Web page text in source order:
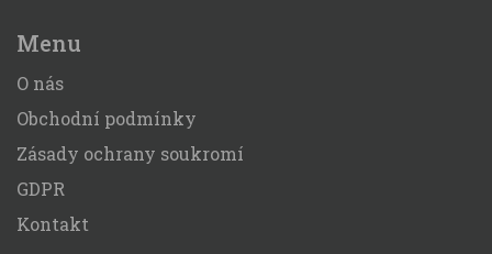
Menu
O nás
Obchodní podmínky
Zásady ochrany soukromí
GDPR
Kontakt